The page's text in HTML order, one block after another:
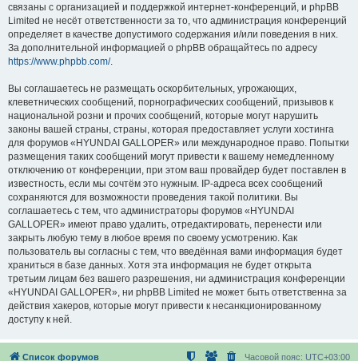
связаны с организацией и поддержкой интернет-конференций, и phpBB
Limited не несёт ответственности за то, что администрация конференций
определяет в качестве допустимого содержания и/или поведения в них.
За дополнительной информацией о phpBB обращайтесь по адресу
https://www.phpbb.com/.
Вы соглашаетесь не размещать оскорбительных, угрожающих,
клеветнических сообщений, порнографических сообщений, призывов к
национальной розни и прочих сообщений, которые могут нарушить
законы вашей страны, страны, которая предоставляет услуги хостинга
для форумов «HYUNDAI GALLOPER» или международное право. Попытки
размещения таких сообщений могут привести к вашему немедленному
отключению от конференции, при этом ваш провайдер будет поставлен в
известность, если мы сочтём это нужным. IP-адреса всех сообщений
сохраняются для возможности проведения такой политики. Вы
соглашаетесь с тем, что администраторы форумов «HYUNDAI
GALLOPER» имеют право удалить, отредактировать, перенести или
закрыть любую тему в любое время по своему усмотрению. Как
пользователь вы согласны с тем, что введённая вами информация будет
храниться в базе данных. Хотя эта информация не будет открыта
третьим лицам без вашего разрешения, ни администрация конференции
«HYUNDAI GALLOPER», ни phpBB Limited не может быть ответственна за
действия хакеров, которые могут привести к несанкционированному
доступу к ней.
Список форумов Часовой пояс: UTC+03:00